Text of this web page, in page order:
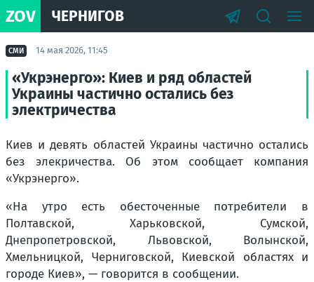
ZOV ЧЕРНИГОВ
СМИ 14 мая 2026, 11:45
«Укрэнерго»: Киев и ряд областей
Украины частично остались без
электричества
Киев и девять областей Украины частично остались
без элекричества. Об этом сообщает компания
«Укрэнерго».
«На утро есть обесточенные потребители в
Полтавской, Харьковской, Сумской,
Днепропетровской, Львовской, Волынской,
Хмельницкой, Черниговской, Киевской областях и
городе Киев», — говорится в сообщении.